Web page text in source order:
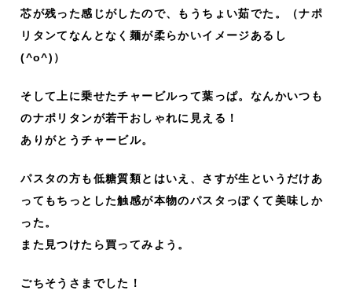
芯が残った感じがしたので、もうちょい茹でた。（ナポ
リタンてなんとなく麺が柔らかいイメージあるし
(^o^)）
そして上に乗せたチャービルって葉っぱ。なんかいつも
のナポリタンが若干おしゃれに見える！
ありがとうチャービル。
パスタの方も低糖質類とはいえ、さすが生というだけあ
ってもちっとした触感が本物のパスタっぽくて美味しか
った。
また見つけたら買ってみよう。
ごちそうさまでした！